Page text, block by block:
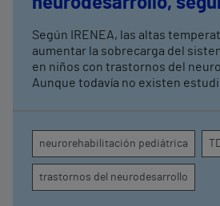
neurorrehabilitación
pediátrica de Vithas
Según IRENEA, las altas
aumentar la sobrecarga del
en niños con trastornos del
Aunque todavía no existen
atención, la regulación emocional
conducta
neurorehabilitación pediátrica
trastornos del neurodesarrollo